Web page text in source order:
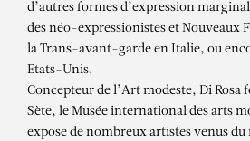
HERVÉ DI
LA CITÉ DES
d’autres formes d’expression
des néo-expressionistes et Nouveaux
la Trans-avant-garde en Italie, ou
Etats-Unis.
Concepteur de l’Art modeste, Di Rosa
Sète, le Musée international des arts
expose de nombreux artistes venus